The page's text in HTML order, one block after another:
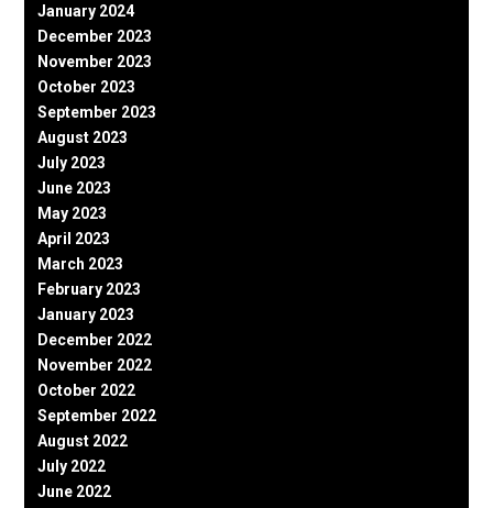
January 2024
December 2023
November 2023
October 2023
September 2023
August 2023
July 2023
June 2023
May 2023
April 2023
March 2023
February 2023
January 2023
December 2022
November 2022
October 2022
September 2022
August 2022
July 2022
June 2022